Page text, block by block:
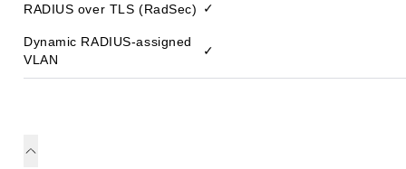
RADIUS over TLS (RadSec) ✓
Dynamic RADIUS-assigned
VLAN
✓